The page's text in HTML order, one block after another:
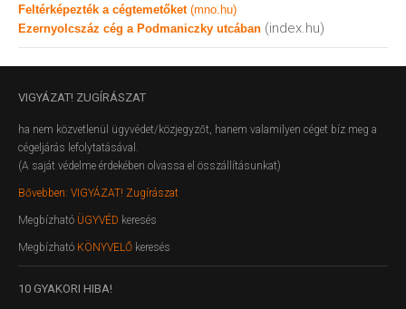
Feltérképezték a cégtemetőket (mno.hu)
Ezernyolcszáz cég a Podmaniczky utcában (index.hu)
VIGYÁZAT! ZUGÍRÁSZAT
ha nem közvetlenül ügyvédet/közjegyzőt, hanem valamilyen céget bíz meg a
cégeljárás lefolytatásával.
(A saját védelme érdekében olvassa el összállításunkat)
Bővebben: VIGYÁZAT! Zugírászat
Megbízható ÜGYVÉD keresés
Megbízható KÖNYVELŐ keresés
10 GYAKORI HIBA!